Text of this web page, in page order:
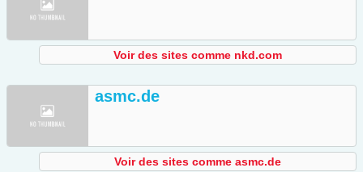
Voir des sites comme nkd.com
asmc.de
Voir des sites comme asmc.de